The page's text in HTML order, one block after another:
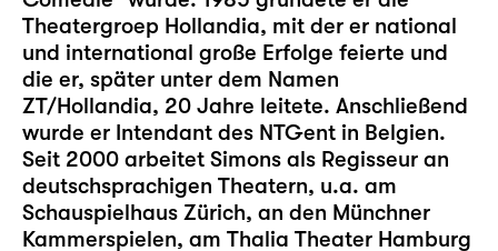
Theatergroep Hollandia, mit der er national
und international große Erfolge feierte und
die er, später unter dem Namen
ZT/Hollandia, 20 Jahre leitete. Anschließend
wurde er Intendant des NTGent in Belgien.
Seit 2000 arbeitet Simons als Regisseur an
deutschsprachigen Theatern, u.a. am
Schauspielhaus Zürich, an den Münchner
Kammerspielen, am Thalia Theater Hamburg